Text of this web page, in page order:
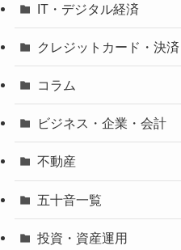
IT・デジタル経済
クレジットカード・決済
コラム
ビジネス・企業・会計
不動産
五十音一覧
投資・資産運用